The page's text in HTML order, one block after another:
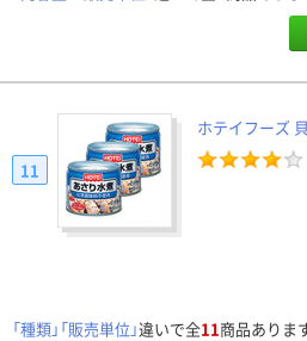
ホテイフーズ
11
「種類」「販売単位」違いで全11商品ありま